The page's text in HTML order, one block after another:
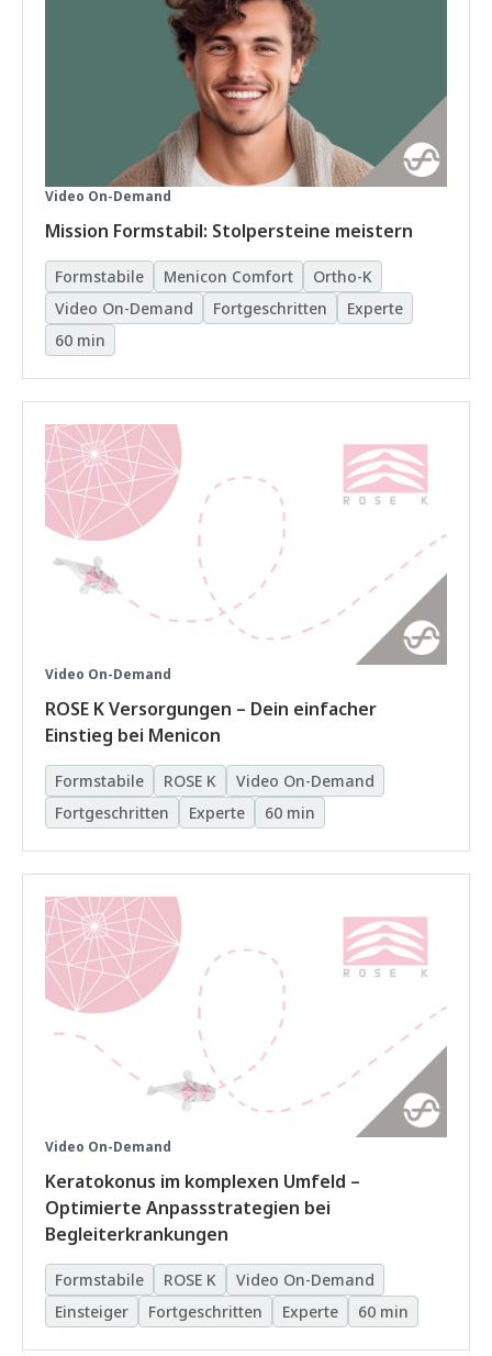
Video On-Demand
Mission Formstabil: Stolpersteine meistern
Formstabile Menicon Comfort
Ortho-K
Video On-Demand
Fortgeschritten
Experte
60 min
Video On-Demand
ROSE K Versorgungen – Dein einfacher
Einstieg bei Menicon
Formstabile ROSE K
Video On-Demand
Fortgeschritten
Experte 60 min
Video On-Demand
Keratokonus im komplexen Umfeld –
Optimierte Anpassstrategien bei
Begleiterkrankungen
Formstabile ROSE K
Video On-Demand
Einsteiger
Fortgeschritten Experte 60 min